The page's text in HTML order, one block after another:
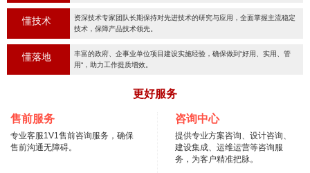
懂技术
资深技术专家团队长期保持对先进技术的研究与应用，全面掌握主流稳定
技术，保障产品技术领先。
懂落地
丰富的政府、企事业单位项目建设实施经验，确保做到“好用、实用、管
用“，助力工作提质增效。
更好服务
售前服务
专业客服1V1售前咨询服务，确保
售前沟通无障碍。
咨询中心
提供专业方案咨询、设计咨询、
建设集成、运维运营等咨询服
务，为客户精准把脉。